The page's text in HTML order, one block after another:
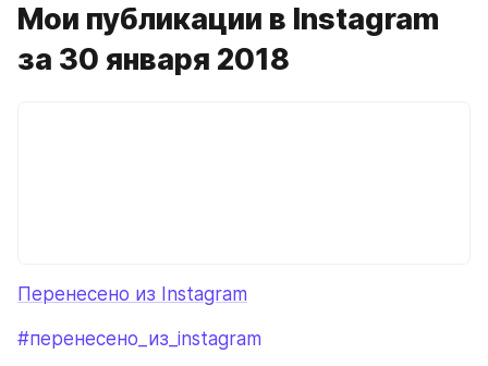
Мои публикации в Instagram
за 30 января 2018
Перенесено из Instagram
#перенесено_из_instagram